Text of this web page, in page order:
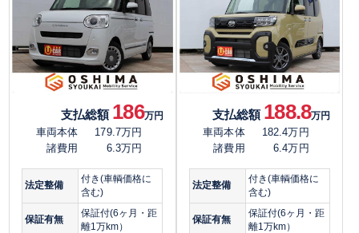
支払総額 186万円
車両本体
179.7万円
諸費用
6.3万円
法定整備
付き(車輌価格に
含む)
保証有無
保証付(6ヶ月・距
離1万km）
支払総額 188.8万円
車両本体
182.4万円
諸費用
6.4万円
法定整備
付き(車輌価格に
含む)
保証有無
保証付(6ヶ月・距
離1万km）